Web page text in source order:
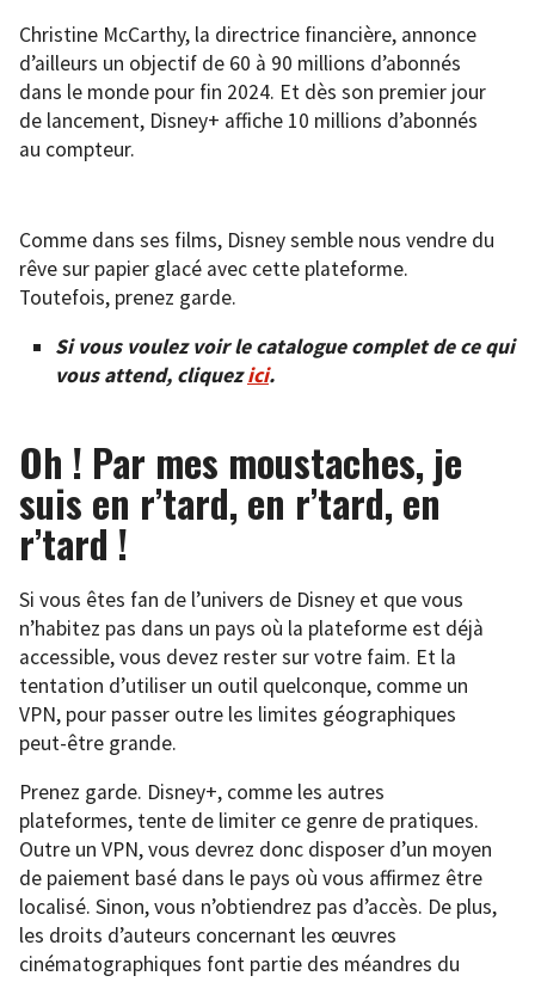
Christine McCarthy, la directrice financière, annonce
d’ailleurs un objectif de 60 à 90 millions d’abonnés
dans le monde pour fin 2024. Et dès son premier jour
de lancement, Disney+ affiche 10 millions d’abonnés
au compteur.
Comme dans ses films, Disney semble nous vendre du
rêve sur papier glacé avec cette plateforme.
Toutefois, prenez garde.
Si vous voulez voir le catalogue complet de ce qui
vous attend, cliquezici.
Oh ! Par mes moustaches, je
suis en r’tard, en r’tard, en
r’tard !
Si vous êtes fan de l’univers de Disney et que vous
n’habitez pas dans un pays où la plateforme est déjà
accessible, vous devez rester sur votre faim. Et la
tentation d’utiliser un outil quelconque, comme un
VPN, pour passer outre les limites géographiques
peut-être grande.
Prenez garde. Disney+, comme les autres
plateformes, tente de limiter ce genre de pratiques.
Outre un VPN, vous devrez donc disposer d’un moyen
de paiement basé dans le pays où vous affirmez être
localisé. Sinon, vous n’obtiendrez pas d’accès. De plus,
les droits d’auteurs concernant les œuvres
cinématographiques font partie des méandres du